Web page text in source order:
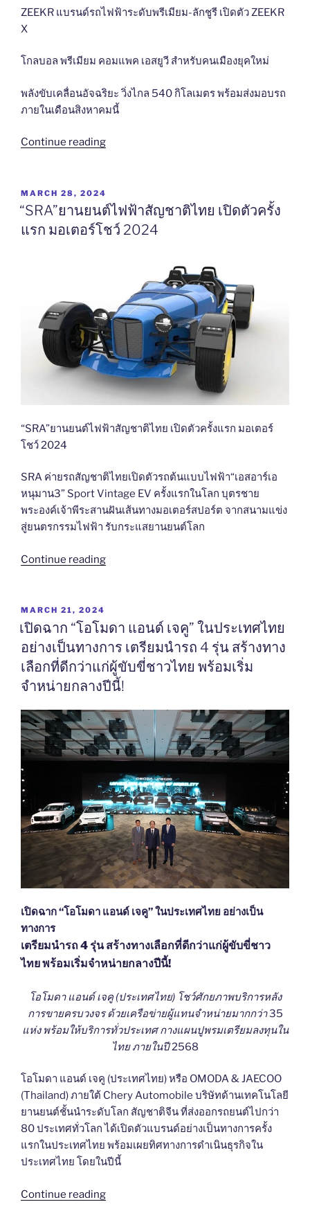
เริ่ม
569,000
พร้อม
แนะนำ
เริ่ม
ใหม่
e:HEV
ถึง
30
ก.ย.
นี้
สัมผัส
การ
คัม
แบ็ก
ที่
‘สั่น
ทุก
สตรี
ได้
ทั่ว
ประเทศ”
ZEEKR แบรนด์รถไฟฟ้าระดับพรีเมียม-ลักชูรี เปิดตัว ZEEKR
X
โกลบอล พรีเมียม คอมแพค เอสยูวี สำหรับคนเมืองยุคใหม่
พลังขับเคลื่อนอัจฉริยะ วิ่งไกล 540 กิโลเมตร พร้อมส่งมอบรถ
ภายในเดือนสิงหาคมนี้
Continue reading“ZEEKR
พรีเมียม-
ลัก
โกลบอล
พรีเมียม
คอมแพค
เอ
ส
ยูวี
สำหรับ
คน
ใหม่”
POSTED
ON
MARCH 28, 2024
“SRA”ยานยนต์ไฟฟ้าสัญชาติไทย เปิดตัวครั้ง
แรก มอเตอร์โชว์ 2024
“SRA”ยานยนต์ไฟฟ้าสัญชาติไทย เปิดตัวครั้งแรก มอเตอร์
โชว์ 2024
SRA ค่ายรถสัญชาติไทยเปิดตัวรถต้นแบบไฟฟ้า“เอสอาร์เอ
หนุมาน3” Sport Vintage EV ครั้งแรกในโลก บุตรชาย
พระองค์เจ้าพีระสานฝันเส้นทางมอเตอร์สปอร์ต จากสนามแข่ง
สู่ยนตรกรรมไฟฟ้า รับกระแสยานยนต์โลก
Continue reading““SRA”ยาน
ไทย
เปิด
ตัว
ครั้ง
แรก
มอเตอร์
โชว์
2024″
POSTED
ON
MARCH 21, 2024
เปิดฉาก “โอโมดา แอนด์ เจคู” ในประเทศไทย
อย่างเป็นทางการ เตรียมนำรถ 4 รุ่น สร้างทาง
เลือกที่ดีกว่าแก่ผู้ขับขี่ชาวไทย พร้อมเริ่ม
จำหน่ายกลางปีนี้!
เปิดฉาก “โอโมดา แอนด์ เจคู” ในประเทศไทย อย่างเป็น
ทางการ
เตรียมนำรถ 4 รุ่น สร้างทางเลือกที่ดีกว่าแก่ผู้ขับขี่ชาว
ไทย พร้อมเริ่มจำหน่ายกลางปีนี้!
โอโมดา แอนด์ เจคู (ประเทศไทย) โชว์ศักยภาพบริการหลัง
การขายครบวงจร ด้วยเครือข่ายผู้แทนจำหน่ายมากกว่า35
แห่ง พร้อมให้บริการทั่วประเทศ กางแผนปูพรมเตรียมลงทุนใน
ไทย ภายในปี2568
โอโมดา แอนด์ เจคู (ประเทศไทย) หรือ OMODA & JAECOO
(Thailand) ภายใต้ Chery Automobile บริษัทด้านเทคโนโลยี
ยานยนต์ชั้นนำระดับโลก สัญชาติจีน ที่ส่งออกรถยนต์ไปกว่า
80 ประเทศทั่วโลก ได้เปิดตัวแบรนด์อย่างเป็นทางการครั้ง
แรกในประเทศไทย พร้อมเผยทิศทางการดำเนินธุรกิจใน
ประเทศไทย โดยในปีนี้
Continue reading“เปิด